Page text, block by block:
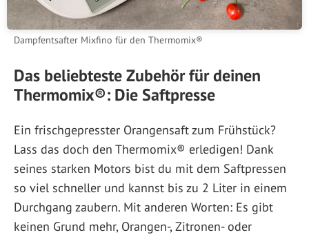
Dampfentsafter Mixfino für den Thermomix®
Das beliebteste Zubehör für deinen
Thermomix®: Die Saftpresse
Ein frischgepresster Orangensaft zum Frühstück?
Lass das doch den Thermomix® erledigen! Dank
seines starken Motors bist du mit dem Saftpressen
so viel schneller und kannst bis zu 2 Liter in einem
Durchgang zaubern. Mit anderen Worten: Es gibt
keinen Grund mehr, Orangen-, Zitronen- oder